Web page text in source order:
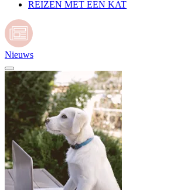
REIZEN MET EEN KAT
Nieuws